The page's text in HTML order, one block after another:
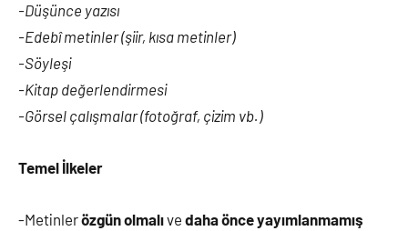
-Düşünce yazısı
-Edebî metinler (şiir, kısa metinler)
-Söyleşi
-Kitap değerlendirmesi
-Görsel çalışmalar (fotoğraf, çizim vb.)
Temel İlkeler
-Metinlerözgün olmalıve daha önce yayımlanmamış